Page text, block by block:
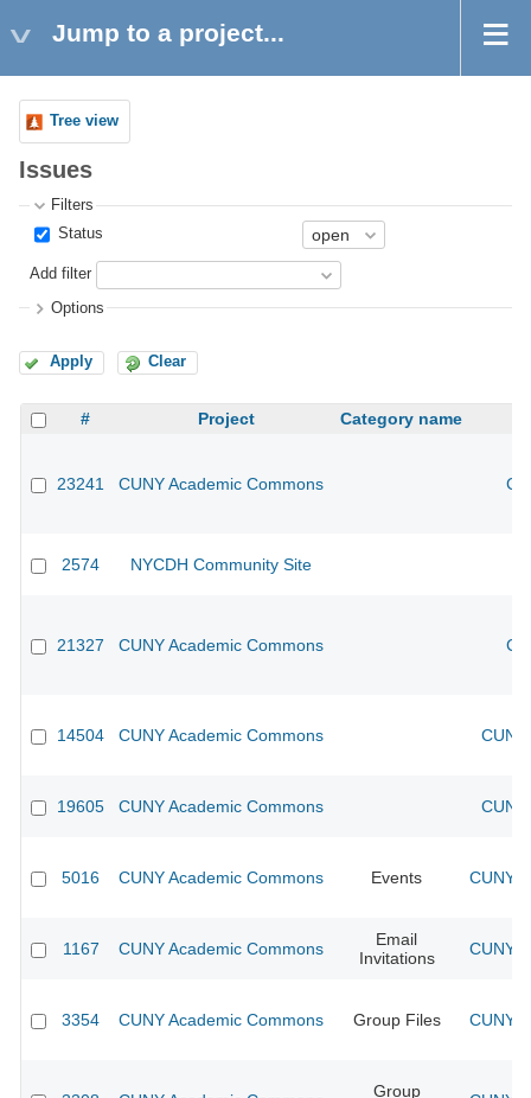
Jump to a project...
Tree view
Issues
Filters
Status
Add filter
Options
Apply Clear
# Project Category name
23241 CUNY Academic Commons
2574 NYCDH Community Site
21327 CUNY Academic Commons
14504 CUNY Academic Commons
19605 CUNY Academic Commons
5016 CUNY Academic Commons Events CUNY
1167 CUNY Academic Commons
Email
Invitations
CUNY
3354 CUNY Academic Commons Group Files CUNY
Group